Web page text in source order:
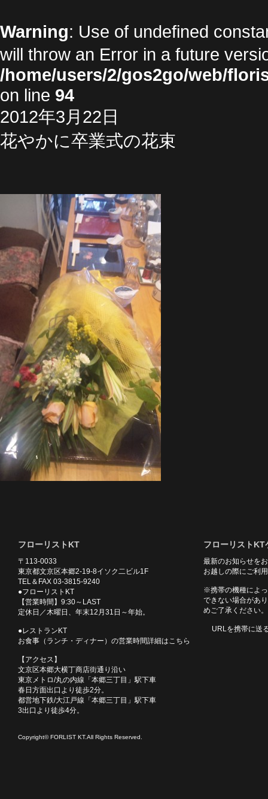
Warning: Use of undefined
will throw an Error in a future
/home/users/2/gos2go/web/
on line 94
2012年3月22日
花やかに卒業式の花束
フローリストKT
〒113-0033
東京都文京区本郷2-19-8イソク二ビル1F
TEL＆FAX 03-3815-9240
●フローリストKT
【営業時間】9:30～LAST
定休日／木曜日、年末12月31日～年始。
●レストランKT
お食事（ランチ・ディナー）の営業時間詳細はこちら
【アクセス】
文京区本郷大横丁商店街通り沿い
東京メトロ/丸の内線「本郷三丁目」駅下車
春日方面出口より徒歩2分。
都営地下鉄/大江戸線「本郷三丁目」駅下車
3出口より徒歩4分。
フローリストKT
最新のお知らせを
お越しの際にご利
※携帯の機種によ
できない場合があ
めご了承ください。
URLを携帯に送
Copyright© FORLIST KT.All Rights Reserved.